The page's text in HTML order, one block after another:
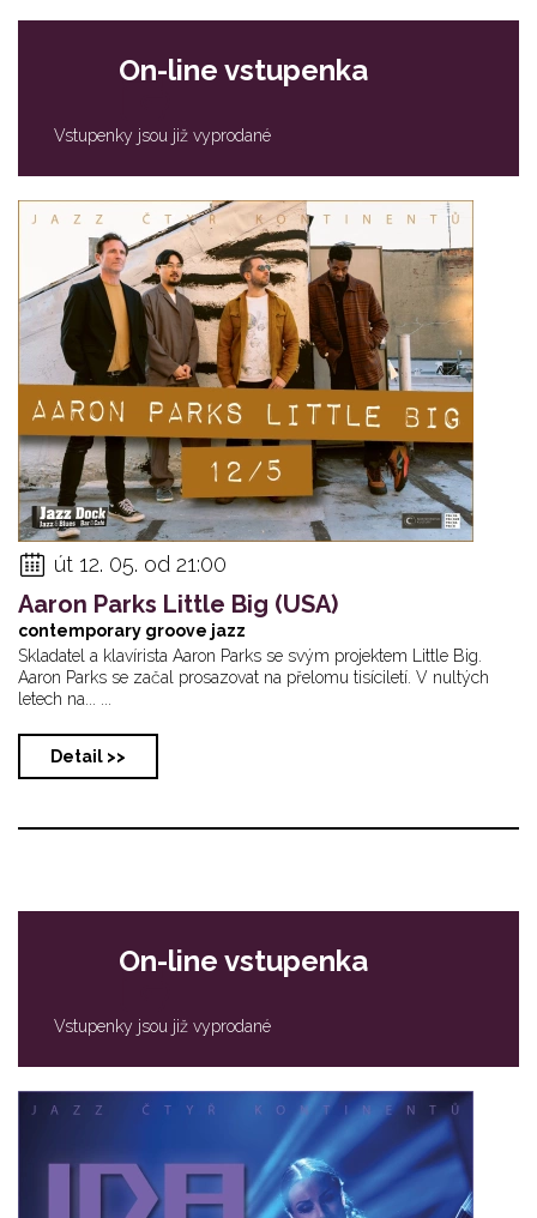
On-line vstupenka
Vstupenky jsou již vyprodané
út 12. 05. od 21:00
Aaron Parks Little Big (USA)
contemporary groove jazz
Skladatel a klavírista Aaron Parks se svým projektem Little Big.
Aaron Parks se začal prosazovat na přelomu tisíciletí. V nultých
letech na... ...
Detail >>
On-line vstupenka
Vstupenky jsou již vyprodané